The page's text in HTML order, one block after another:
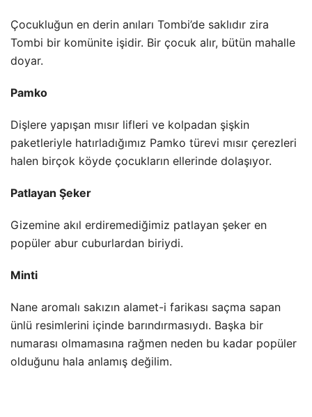
Çocukluğun en derin anıları Tombi’de saklıdır zira
Tombi bir komünite işidir. Bir çocuk alır, bütün mahalle
doyar.
Pamko
Dişlere yapışan mısır lifleri ve kolpadan şişkin
paketleriyle hatırladığımız Pamko türevi mısır çerezleri
halen birçok köyde çocukların ellerinde dolaşıyor.
Patlayan Şeker
Gizemine akıl erdiremediğimiz patlayan şeker en
popüler abur cuburlardan biriydi.
Minti
Nane aromalı sakızın alamet-i farikası saçma sapan
ünlü resimlerini içinde barındırmasıydı. Başka bir
numarası olmamasına rağmen neden bu kadar popüler
olduğunu hala anlamış değilim.